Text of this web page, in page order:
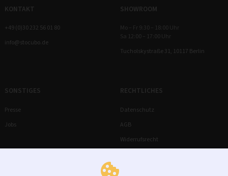
KONTAKT
+49 (0)30 232 56 01 80
info@stocubo.de
SHOWROOM
Mo – Fr 9:30 – 18:00 Uhr
Sa 12:00 – 17:00 Uhr
Tucholskystraße 31, 10117 Berlin
SONSTIGES
Presse
Jobs
RECHTLICHES
Datenschutz
AGB
Widerrufsrecht